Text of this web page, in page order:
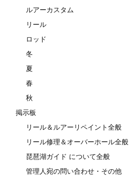
ルアーカスタム
リール
ロッド
冬
夏
春
秋
掲示板
リール＆ルアーリペイント全般
リール修理＆オーバーホール全般
琵琶湖ガイド について全般
管理人宛の問い合わせ・その他